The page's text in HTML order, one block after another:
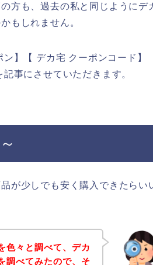
方も、過去の私と同じようにデ
もしれません。
】【 デカ宅 クーポンコード】
事にさせていただきます。
が少しでも安く購入できたらい
色々と調べて、デカ
調べてみたので、そ